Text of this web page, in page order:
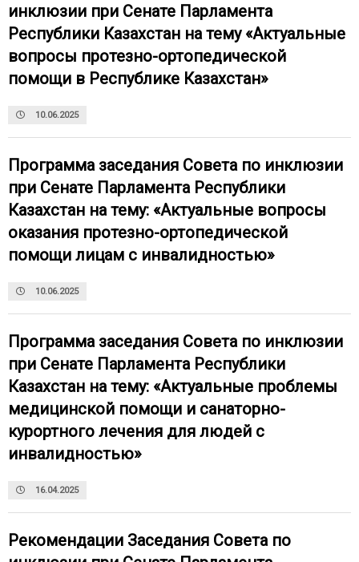
инклюзии при Сенате Парламента
Республики Казахстан на тему «Актуальные
вопросы протезно-ортопедической
помощи в Республике Казахстан»
10.06.2025
Программа заседания Совета по инклюзии
при Сенате Парламента Республики
Казахстан на тему: «Актуальные вопросы
оказания протезно-ортопедической
помощи лицам с инвалидностью»
10.06.2025
Программа заседания Совета по инклюзии
при Сенате Парламента Республики
Казахстан на тему: «Актуальные проблемы
медицинской помощи и санаторно-
курортного лечения для людей с
инвалидностью»
16.04.2025
Рекомендации Заседания Совета по